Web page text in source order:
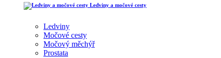
Ledviny a močové cesty
Ledviny
Močové cesty
Močový měchýř
Prostata